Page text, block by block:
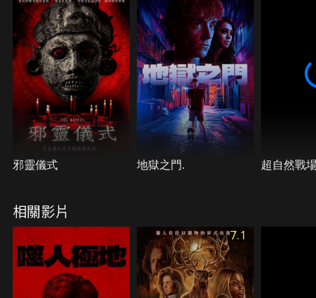
相…。
邪靈儀式 地獄之門. 超自然戰
相關影片
7.1